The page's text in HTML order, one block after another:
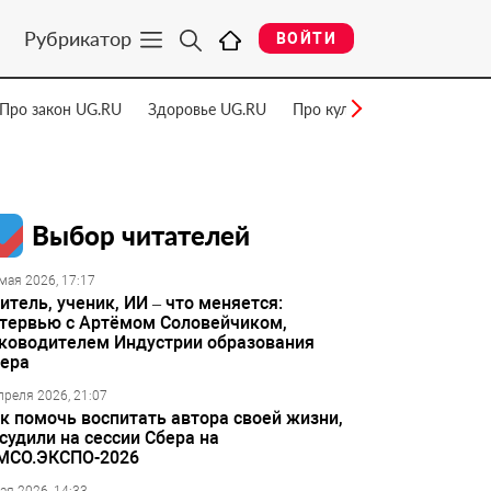
Рубрикатор ВОЙТИ
Про закон UG.RU Здоровье UG.RU Про культуру UG.RU
Выбор читателей
2026, 17:17
ученик, ИИ – что меняется:
с Артёмом Соловейчиком,
Индустрии образования
2026, 21:07
помочь воспитать автора своей жизни,
на сессии Сбера на
2026